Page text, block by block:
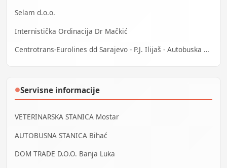
Selam d.o.o.
Internistička Ordinacija Dr Mačkić
Centrotrans-Eurolines dd Sarajevo - P.J. Ilijaš - Autobuska stanica
●Servisne informacije
VETERINARSKA STANICA Mostar
AUTOBUSNA STANICA Bihać
DOM TRADE D.O.O. Banja Luka